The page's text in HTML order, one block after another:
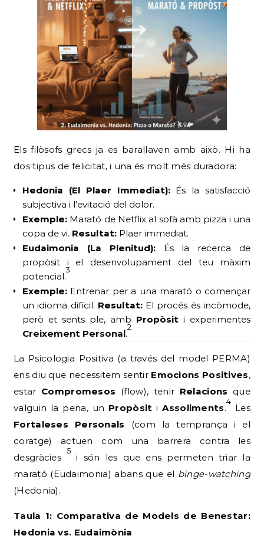
Els filòsofs grecs ja es barallaven amb això. Hi ha
dos tipus de felicitat, i una és molt més duradora:
Hedonia (El Plaer Immediat):És la satisfacció
subjectiva i l’evitació del dolor.
Exemple: Marató de Netflix al sofà amb pizza i una
copa de vi. Resultat: Plaer immediat.
Eudaimonia (La Plenitud):És la recerca de
propòsit i el desenvolupament del teu màxim
potencial.
3
Exemple: Entrenar per a una marató o començar
un idioma difícil. Resultat:El procés és incòmode,
però et sents ple, amb Propòsit i experimentes
Creixement Personal.
2
La Psicologia Positiva (a través del model PERMA)
ens diu que necessitem sentir Emocions Positives,
estar Compromesos (flow), tenir Relacions que
valguin la pena, un Propòsit iAssoliments.
4
Les
Fortaleses Personals (com la temprança i el
coratge) actuen com una barrera contra les
desgràcies
5
i són les que ens permeten triar la
marató (Eudaimonia) abans que el binge-watching
(Hedonia).
Taula 1: Comparativa de Models de Benestar:
Hedonia vs. Eudaimònia